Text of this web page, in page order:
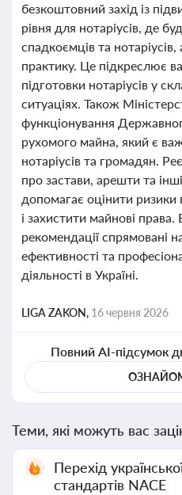
безкоштовний захід із
рівня для нотаріусів, де
спадкоємців та
практику. Це підкреслює
підготовки нотаріусів у
ситуаціях. Також
функціонування
рухомого майна, який є
нотаріусів та громадян.
про застави, арешти та
допомагає оцінити ризики
і захистити майнові права.
рекомендації спрямовані
ефективності та
діяльності в Україні.
LIGA ZAKON, 16 червня 2026
Повний AI-підсумок
Теми, які можуть вас
Перехід
стандартів NACE